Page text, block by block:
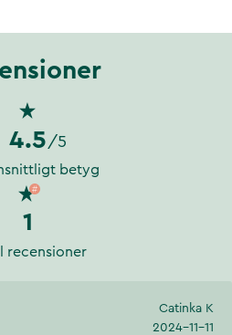
4.5 /5
betyg
1
recensioner
Catinka K
2024-11-11